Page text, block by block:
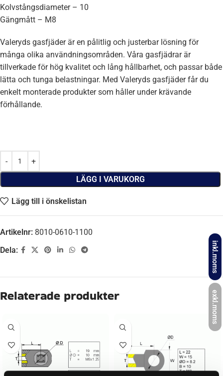
inkl.moms
exkl.moms
Kolvstångsdiameter – 10
Gängmått – M8
Valeryds gasfjäder är en pålitlig och justerbar lösning för
många olika användningsområden. Våra gasfjädrar är
tillverkade för hög kvalitet och lång hållbarhet, och passar både
lätta och tunga belastningar. Med Valeryds gasfjäder får du
enkelt monterade produkter som håller under krävande
förhållande.
LÄGG I VARUKORG
Lägg till i önskelistan
Artikelnr: 8010-0610-1100
Dela:
Beskrivning
6814231
NEWTON 1100 N